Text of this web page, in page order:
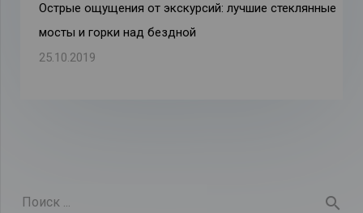
Острые ощущения от экскурсий: лучшие стеклянные
мосты и горки над бездной
25.10.2019